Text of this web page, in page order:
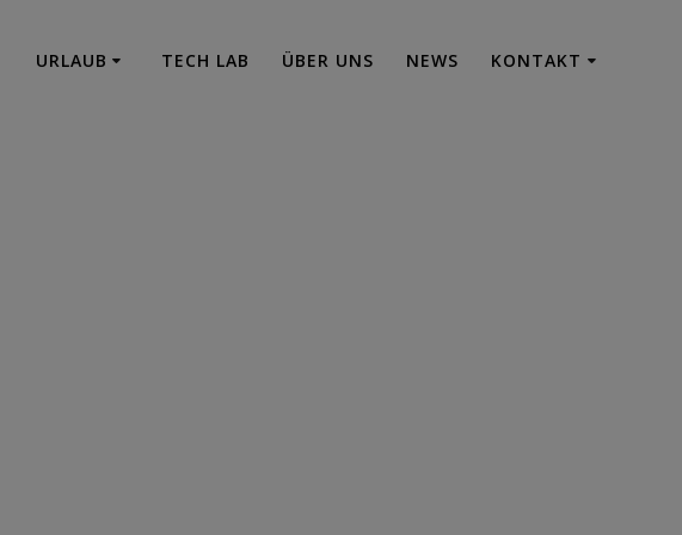
URLAUB TECH LAB ÜBER UNS NEWS KONTAKT